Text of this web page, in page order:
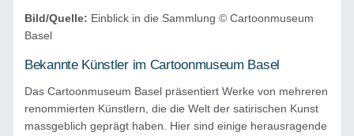
Bild/Quelle: Einblick in die Sammlung © Cartoonmuseum
Basel
Bekannte Künstler im Cartoonmuseum Basel
Das Cartoonmuseum Basel präsentiert Werke von mehreren
renommierten Künstlern, die die Welt der satirischen Kunst
massgeblich geprägt haben. Hier sind einige herausragende